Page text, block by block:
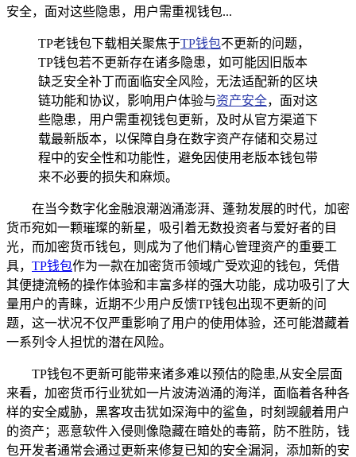
安全，面对这些隐患，用户需重视钱包...
TP老钱包下载相关聚焦于TP钱包不更新的问题，
TP钱包若不更新存在诸多隐患，如可能因旧版本
缺乏安全补丁而面临安全风险，无法适配新的区块
链功能和协议，影响用户体验与资产安全，面对这
些隐患，用户需重视钱包更新，及时从官方渠道下
载最新版本，以保障自身在数字资产存储和交易过
程中的安全性和功能性，避免因使用老版本钱包带
来不必要的损失和麻烦。
在当今数字化金融浪潮汹涌澎湃、蓬勃发展的时代，加密
货币宛如一颗璀璨的新星，吸引着无数投资者与爱好者的目
光，而加密货币钱包，则成为了他们精心管理资产的重要工
具， TP钱包作为一款在加密货币领域广受欢迎的钱包，凭借
其便捷流畅的操作体验和丰富多样的强大功能，成功吸引了大
量用户的青睐，近期不少用户反馈TP钱包出现不更新的问
题，这一状况不仅严重影响了用户的使用体验，还可能潜藏着
一系列令人担忧的潜在风险。
TP钱包不更新可能带来诸多难以预估的隐患,从安全层面
来看，加密货币行业犹如一片波涛汹涌的海洋，面临着各种各
样的安全威胁，黑客攻击犹如深海中的鲨鱼，时刻觊觎着用户
的资产；恶意软件入侵则像隐藏在暗处的毒箭，防不胜防，钱
包开发者通常会通过更新来修复已知的安全漏洞，添加新的安